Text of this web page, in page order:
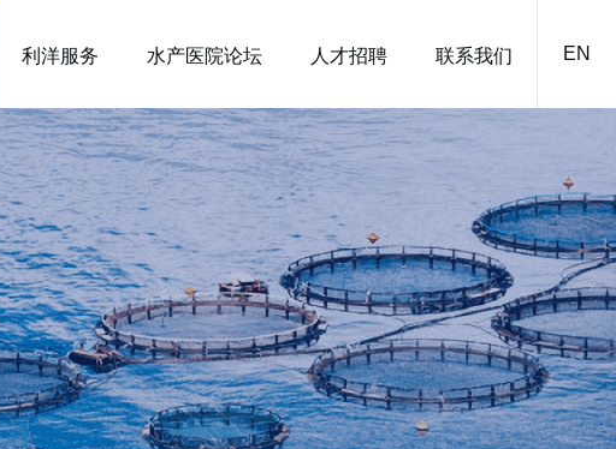
利洋服务 水产医院论坛 人才招聘 联系我们 EN